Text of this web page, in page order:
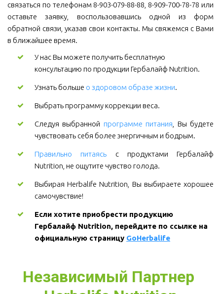
связаться по телефонам 8-903-079-88-88, 8-909-700-78-78 или
оставьте заявку, воспользовавшись одной из форм
обратной связи, указав свои контакты. Мы свяжемся с Вами
в ближайшее время.
У нас Вы можете получить бесплатную
консультацию по продукции Гербалайф Nutrition.
Узнать больше о здоровом образе жизни.
Выбрать программу коррекции веса.
Следуя выбранной программе питания , Вы будете
чувствовать себя более энергичным и бодрым.
Правильно питаясь с продуктами Гербалайф
Nutrition, не ощутите чувство голода.
Выбирая Herbalife Nutrition, Вы выбираете хорошее
самочувствие!
Если хотите приобрести продукцию
Гербалайф Nutrition, перейдите по ссылке на
официальную страницу GoHerbalife
Независимый Партнер